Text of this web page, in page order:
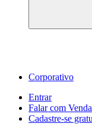
Corporativo
Entrar
Falar com
Cadastre‐se